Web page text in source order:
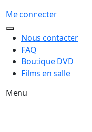
Me connecter
Nous contacter
FAQ
Boutique DVD
Films en salle
Menu